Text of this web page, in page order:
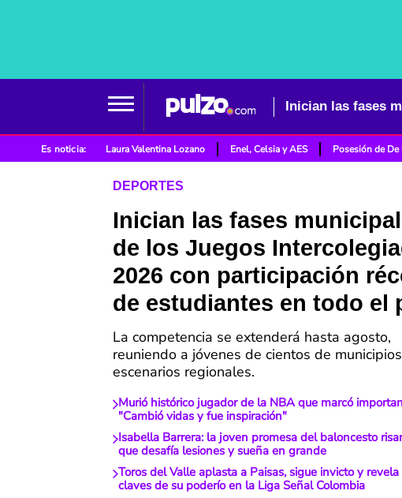
Es noticia: Laura Valentina Lozano Enel, Celsia y AES Posesión de
DEPORTES
Inician las fases
de los Juegos
2026 con participación
de estudiantes en todo el
La competencia se extenderá hasta agosto,
reuniendo a jóvenes de cientos de
escenarios regionales.
Murió histórico jugador de la NBA que marcó
"Cambió vidas y fue inspiración"
Isabella Barrera: la joven promesa del baloncesto
que desafía lesiones y sueña en grande
Toros del Valle aplasta a Paisas, sigue invicto y revela
claves de su poderío en la Liga Señal Colombia